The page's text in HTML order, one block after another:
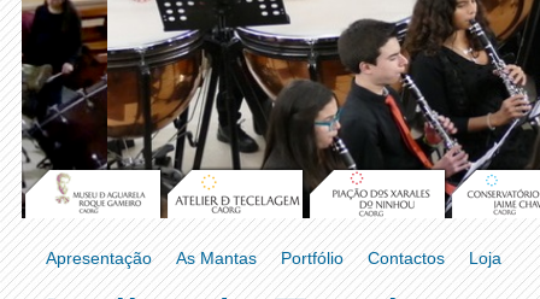
Apresentação As Mantas Portfólio Contactos Loja